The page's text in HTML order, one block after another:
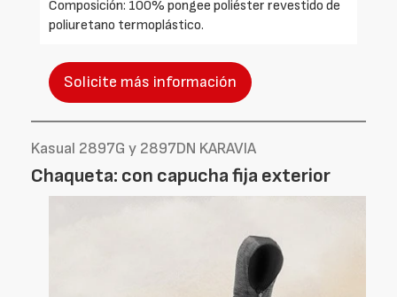
Composición: 100% pongee poliéster revestido de
poliuretano termoplástico.
Solicite más información
Kasual 2897G y 2897DN KARAVIA
Chaqueta: con capucha fija exterior